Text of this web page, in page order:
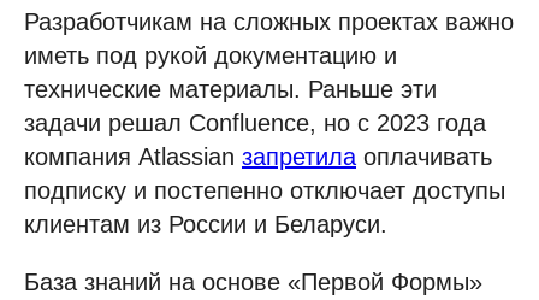
Разработчикам на сложных проектах важно
иметь под рукой документацию и
технические материалы. Раньше эти
задачи решал Confluence, но с 2023 года
компания Atlassian запретила оплачивать
подписку и постепенно отключает доступы
клиентам из России и Беларуси.
База знаний на основе «Первой Формы»